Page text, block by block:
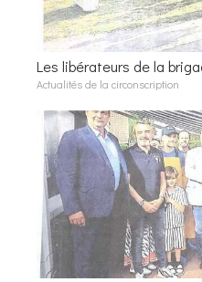
Les libérateurs de la
Actualités de la circonscription